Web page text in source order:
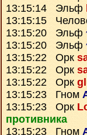
13:15:14 Эльф
13:15:15
13:15:20 Эльф
13:15:20 Эльф
13:15:22 Орк
13:15:22 Орк
13:15:22 Орк
13:15:23 Гном
13:15:23 Орк
противника
13:15:23 Гном